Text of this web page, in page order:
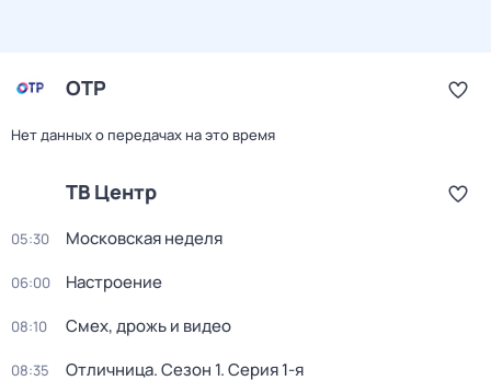
ОТР
Нет данных о передачах на это время
ТВ Центр
05:30 Московская неделя
06:00 Настроение
08:10 Смех, дрожь и видео
08:35 Отличница. Сезон 1. Серия 1-я